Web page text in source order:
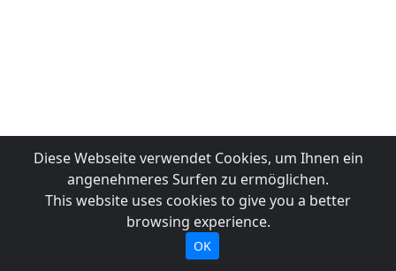
Diese Webseite verwendet Cookies, um Ihnen ein
angenehmeres Surfen zu ermöglichen.
This website uses cookies to give you a better
browsing experience.
OK